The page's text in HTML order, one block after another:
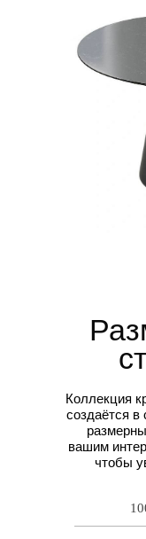
Коллекция
создаётся в
вашим
чтобы